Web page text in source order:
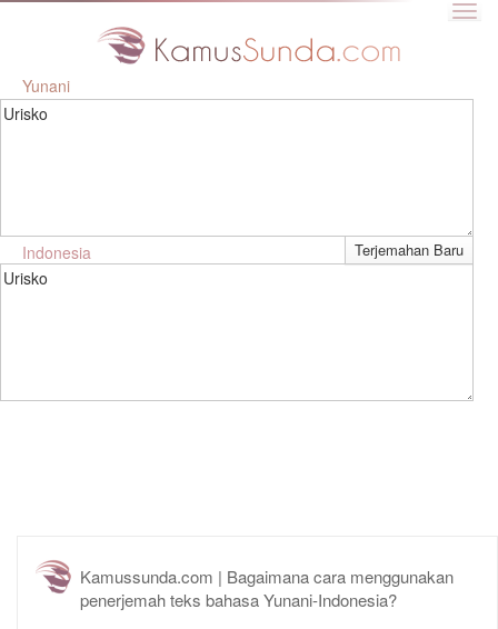
Yunani
Urisko
Indonesia
Urisko
Kamussunda.com | Bagaimana cara menggunakan
penerjemah teks bahasa Yunani-Indonesia?